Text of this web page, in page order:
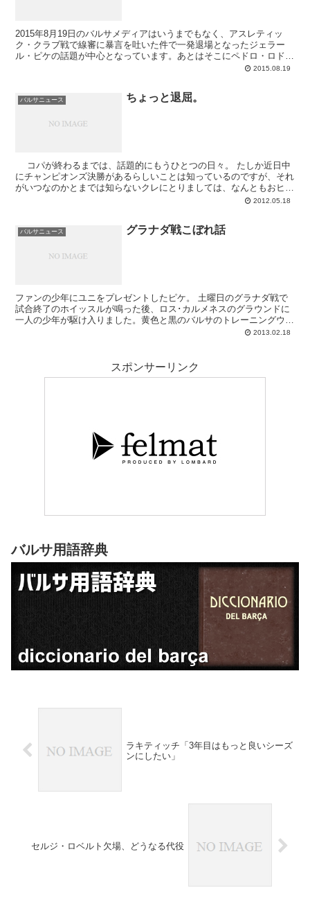
2015年8月19日のバルサメディアはいうまでもなく、アスレティッ
ク・クラブ戦で線審に暴言を吐いた件で一発退場となったジェラー
ル・ピケの話題が中心となっています。あとはそこにペドロ・ロドリ
ゲスの移籍話が加わっている感じ。これがもしマテューの退場劇だっ
分が何試合になるのか。過去の同様のケースによると4試合の出場停
が有力そうです。
2015.08.19
バルサニュース ちょっと退屈。
にチャンピオンズ決勝があるらしいことは知っているのですが、それ
がいつなのかとまでは知らないクレにとりましては、なんともおヒマ
2012.05.18
バルサニュース グラナダ戦こぼれ話
ファンの少年にユニをプレゼントしたピケ。 土曜日のグラナダ戦で
試合終了のホイッスルが鳴った後、ロス･カルメネスのグラウンドに
一人の少年が駆け入りました。黄色と黒のバルサのトレーニングウェ
2013.02.18
スポンサーリンク
バルサ用語辞典
ラキティッチ「3年目はもっと良いシーズ
ンにしたい」
セルジ・ロベルト欠場、どうなる代役